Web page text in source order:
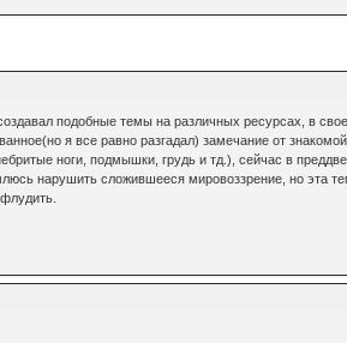
подобные темы на различных ресурсах, в
я все равно разгадал) замечание от
ноги, подмышки, грудь и тд.), сейчас в
нарушить сложившееся мировоззрение, но эта